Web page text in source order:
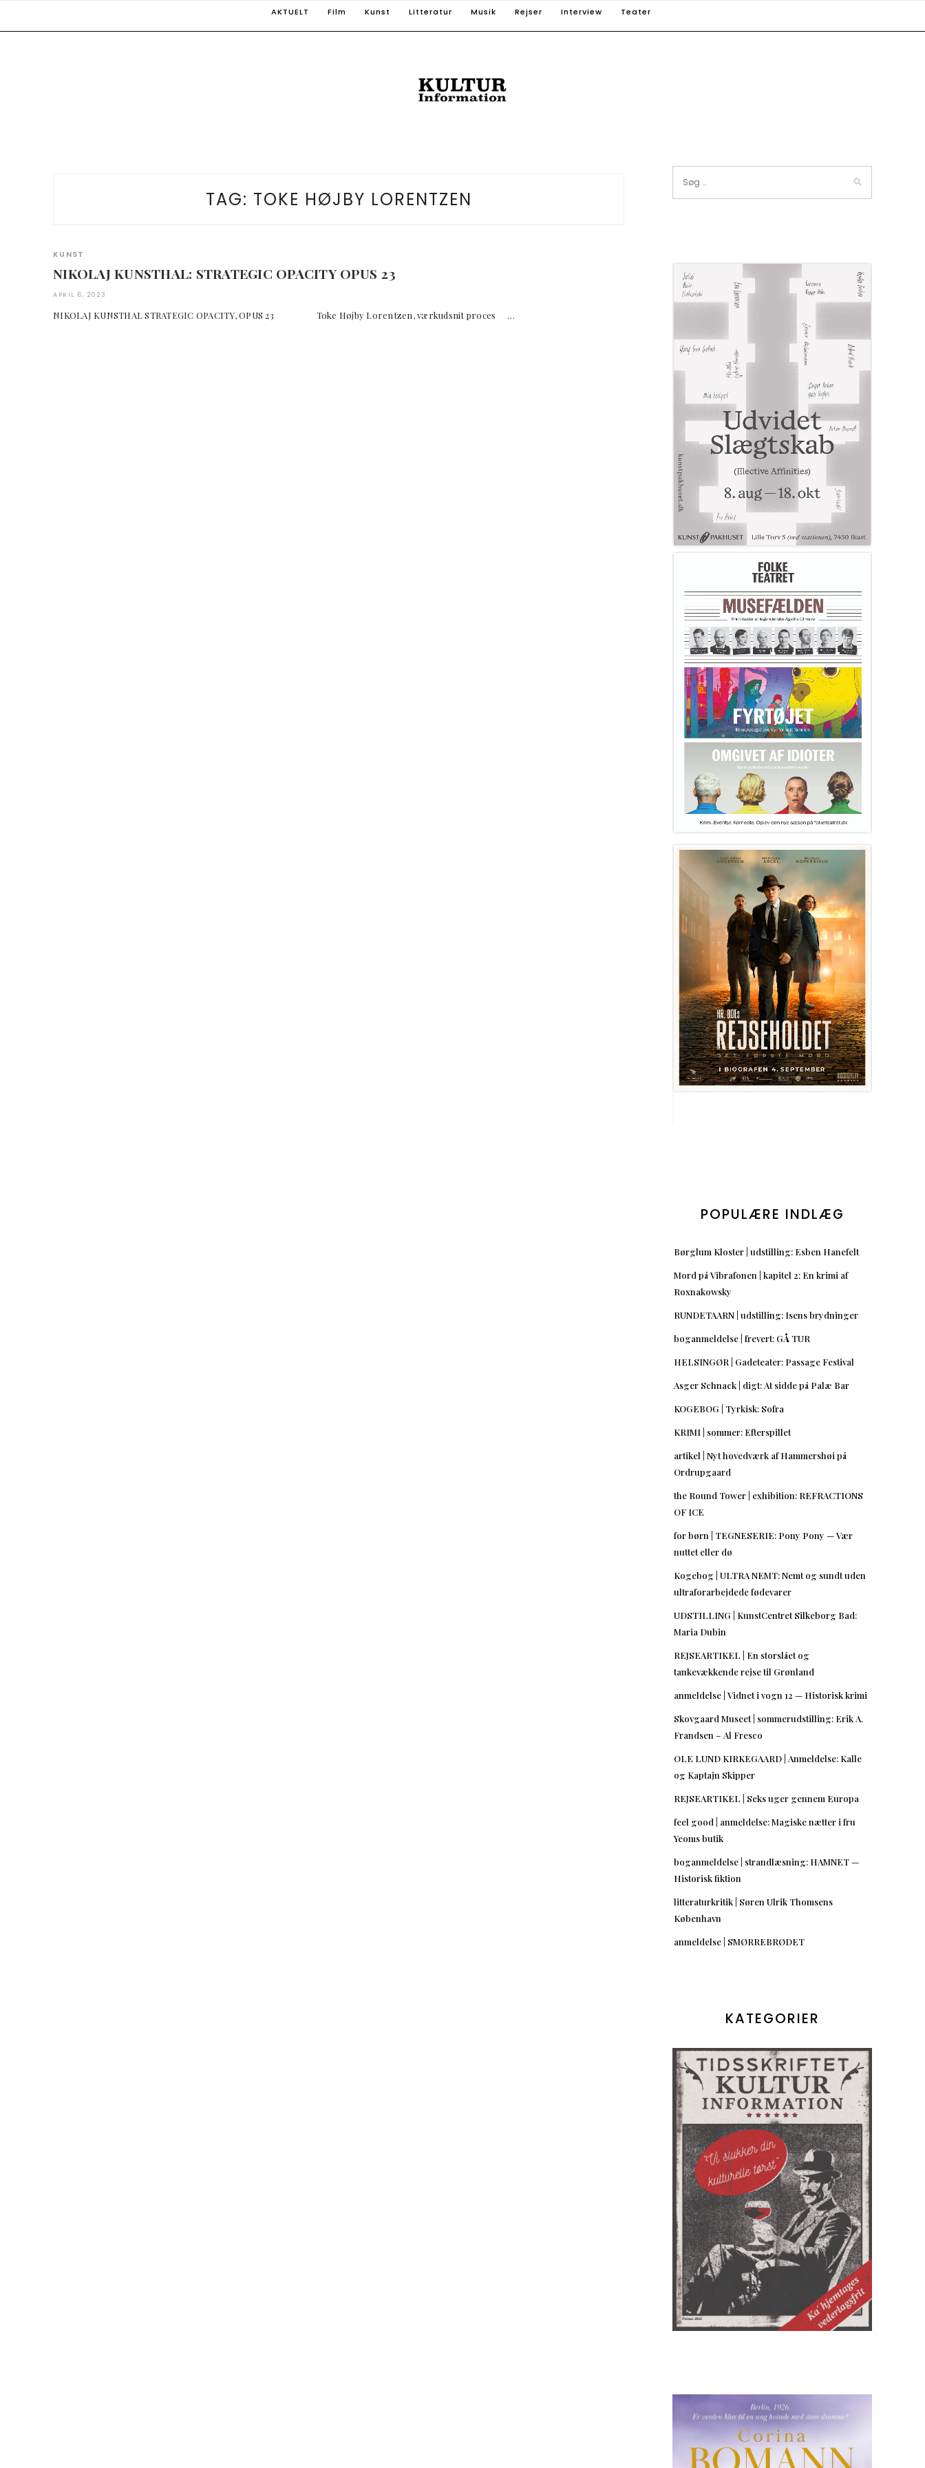
AKTUELT Film Kunst Litteratur Musik Rejser Interview Teater
TAG: TOKE HØJBY LORENTZEN
KUNST
NIKOLAJ KUNSTHAL: STRATEGIC OPACITY OPUS 23
APRIL 6, 2023
NIKOLAJ KUNSTHAL STRATEGIC OPACITY, OPUS 23 Toke Højby Lorentzen, værkudsnit proces …
POPULÆRE INDLÆG
Børglum Kloster | udstilling: Esben Hanefelt
Mord på Vibrafonen | kapitel 2: En krimi af
Roxnakowsky
RUNDETAARN | udstilling: Isens brydninger
boganmeldelse | frevert: GÅ TUR
HELSINGØR | Gadeteater: Passage Festival
Asger Schnack | digt: At sidde på Palæ Bar
KOGEBOG | Tyrkisk: Sofra
KRIMI | sommer: Efterspillet
artikel | Nyt hovedværk af Hammershøi på
Ordrupgaard
the Round Tower | exhibition: REFRACTIONS
OF ICE
for børn | TEGNESERIE: Pony Pony — Vær
nuttet eller dø
Kogebog | ULTRA NEMT: Nemt og sundt uden
ultraforarbejdede fødevarer
UDSTILLING | KunstCentret Silkeborg Bad:
Maria Dubin
REJSEARTIKEL | En storslået og
tankevækkende rejse til Grønland
anmeldelse | Vidnet i vogn 12 — Historisk krimi
Skovgaard Museet | sommerudstilling: Erik A.
Frandsen – Al Fresco
OLE LUND KIRKEGAARD | Anmeldelse: Kalle
og Kaptajn Skipper
REJSEARTIKEL | Seks uger gennem Europa
feel good | anmeldelse: Magiske nætter i fru
Yeoms butik
boganmeldelse | strandlæsning: HAMNET —
Historisk fiktion
litteraturkritik | Søren Ulrik Thomsens
København
anmeldelse | SMØRREBRØDET
KATEGORIER